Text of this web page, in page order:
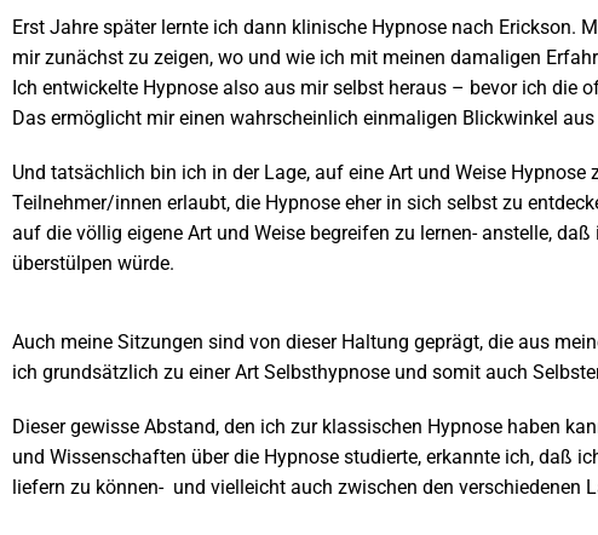
Erst Jahre später lernte ich dann klinische Hypnose nach Erickson.
mir zunächst zu zeigen, wo und wie ich mit meinen damaligen
Ich entwickelte Hypnose also aus mir selbst heraus – bevor ich die
Das ermöglicht mir einen wahrscheinlich einmaligen Blickwinkel
Und tatsächlich bin ich in der Lage, auf eine Art und Weise Hypnose
Teilnehmer/innen erlaubt, die Hypnose eher in sich selbst zu
auf die völlig eigene Art und Weise begreifen zu lernen- anstelle,
überstülpen würde.
Auch meine Sitzungen sind von dieser Haltung geprägt, die aus
ich grundsätzlich zu einer Art Selbsthypnose und somit auch
Dieser gewisse Abstand, den ich zur klassischen Hypnose haben
und Wissenschaften über die Hypnose studierte, erkannte ich, daß
liefern zu können- und vielleicht auch zwischen den verschiedenen